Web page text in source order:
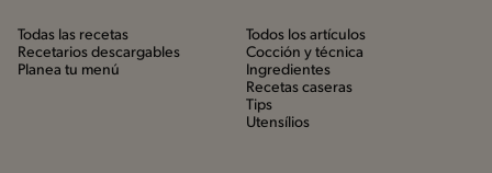
Todas las recetas
Recetarios descargables
Planea tu menú
Todos los artículos
Cocción y técnica
Ingredientes
Recetas caseras
Tips
Utensílios